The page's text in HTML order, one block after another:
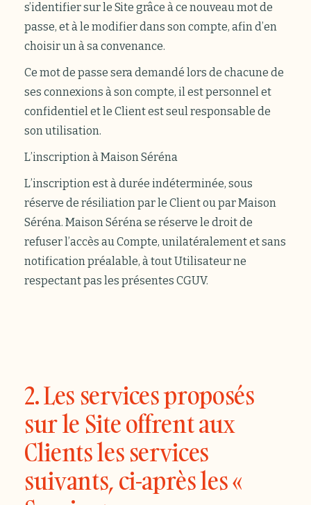
s’identifier sur le Site grâce à ce nouveau mot de
passe, et à le modifier dans son compte, afin d’en
choisir un à sa convenance.
Ce mot de passe sera demandé lors de chacune de
ses connexions à son compte, il est personnel et
confidentiel et le Client est seul responsable de
son utilisation.
L’inscription à Maison Séréna
L’inscription est à durée indéterminée, sous
réserve de résiliation par le Client ou par Maison
Séréna. Maison Séréna se réserve le droit de
refuser l’accès au Compte, unilatéralement et sans
notification préalable, à tout Utilisateur ne
respectant pas les présentes CGUV.
2. Les services proposés
sur le Site offrent aux
Clients les services
suivants, ci-après les «